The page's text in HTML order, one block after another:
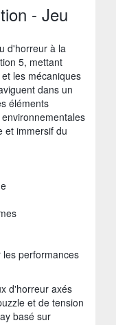
- Jeu
d'horreur à la
5, mettant
les mécaniques
dans un
éléments
et immersif du
les performances
d'horreur axés
et de tension
basé sur